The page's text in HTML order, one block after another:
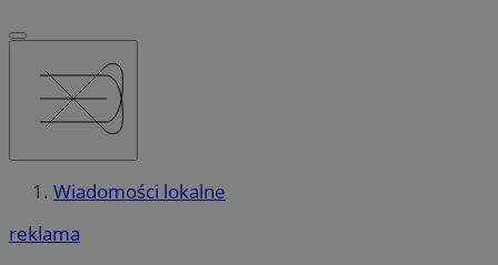
Wiadomości lokalne
reklama